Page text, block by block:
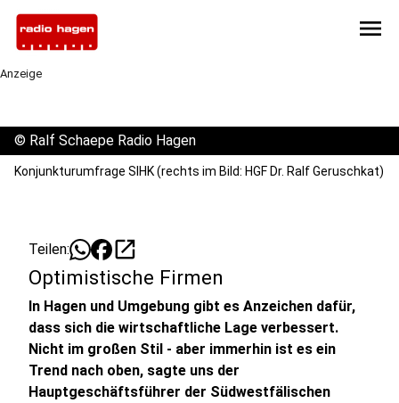
menu
Anzeige
© Ralf Schaepe Radio Hagen
Konjunkturumfrage SIHK (rechts im Bild: HGF Dr. Ralf Geruschkat)
Teilen: open_in_new
Optimistische Firmen
In Hagen und Umgebung gibt es Anzeichen dafür,
dass sich die wirtschaftliche Lage verbessert.
Nicht im großen Stil - aber immerhin ist es ein
Trend nach oben, sagte uns der
Hauptgeschäftsführer der Südwestfälischen